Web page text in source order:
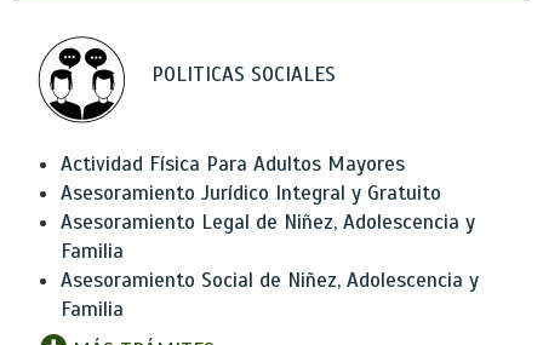
POLITICAS SOCIALES
Actividad Física Para Adultos Mayores
Asesoramiento Jurídico Integral y Gratuito
Asesoramiento Legal de Niñez, Adolescencia y
Familia
Asesoramiento Social de Niñez, Adolescencia y
Familia